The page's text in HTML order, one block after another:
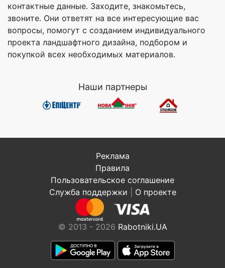
контактные данные. Заходите, знакомьтесь,
звоните. Они ответят на все интересующие вас
вопросы, помогут с созданием индивидуального
проекта ландшафтного дизайна, подбором и
покупкой всех необходимых материалов.
Наши партнеры
Реклама
Правила
Пользовательское соглашение
Служба поддержки
О проекте
© 2013 - 2026 Rabotniki.UA